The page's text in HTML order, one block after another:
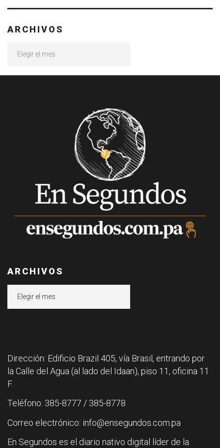
ARCHIVOS
ARCHIVOS
Dirección: Edificio Brazil 405, vía Brasil, entrando por
la Calle del Agua (al lado del Idaan), piso 11, oficina 11
F.
Teléfono: 385-8777 / 385-8778
Correo electrónico: info@ensegundos.com.pa
En Segundos es el diario nativo digital líder de la